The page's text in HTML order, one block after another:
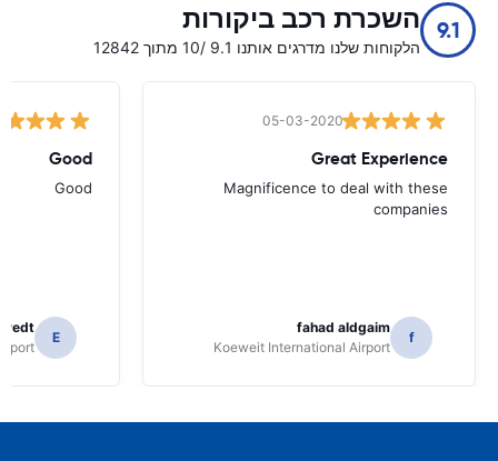
9.1 השכרת רכב ביקורות
הלקוחות שלנו מדרגים אותנו 9.1 /10 מתוך 12842
05-03-2020
Great Experience
Magnificence to deal with these
companies
f
fahad aldgaim
Koeweit International Airport
Good
Good
E